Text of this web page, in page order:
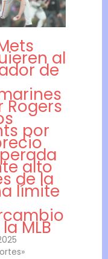
al
de
Rogers
por
alto
de la
límite
MLB